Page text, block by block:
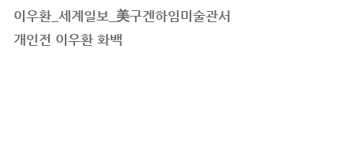
이우환_세계일보_美구겐하임미술관서
개인전 이우환 화백